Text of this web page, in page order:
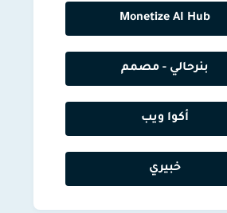
Monetize AI Hub
بنرحالي - مصمم
أكوا ويب
خبيري